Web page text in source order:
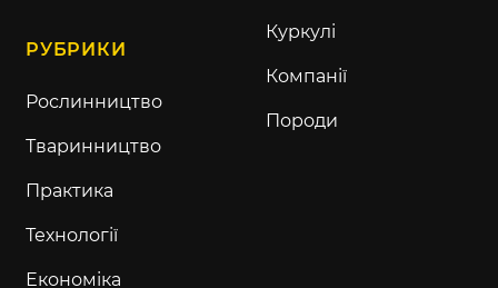
РУБРИКИ
Рослинництво
Тваринництво
Практика
Технології
Економіка
Куркулі
Компанії
Породи